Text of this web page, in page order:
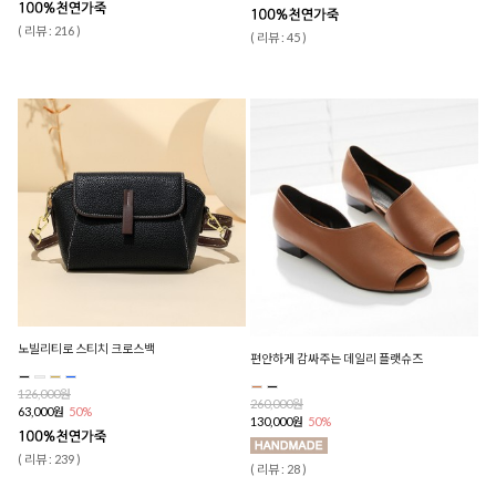
( 리뷰 : 216 ) ( 리뷰 : 45 )
노빌리티로 스티치 크로스백
126,000원
63,000원 50%
( 리뷰 : 239 )
편안하게 감싸주는 데일리 플랫슈즈
260,000원
130,000원 50%
( 리뷰 : 28 )